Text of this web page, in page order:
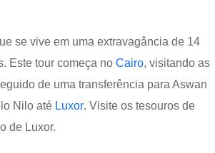
se vive em uma extravagância de 14
Este tour começa no Cairo, visitando as
de uma transferência para Aswan
Nilo até Luxor. Visite os tesouros de
de Luxor.